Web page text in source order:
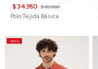
$ 34.950 $ 69.900
Polo Tejida Básica
-50%